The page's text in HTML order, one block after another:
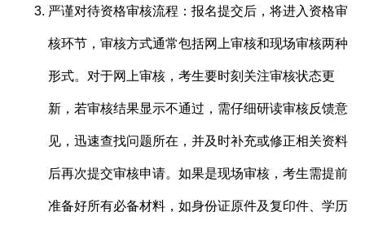
严谨对待资格审核流程：报名提交后，将进入资格审
核环节，审核方式通常包括网上审核和现场审核两种
形式。对于网上审核，考生要时刻关注审核状态更
新，若审核结果显示不通过，需仔细研读审核反馈意
见，迅速查找问题所在，并及时补充或修正相关资料
后再次提交审核申请。如果是现场审核，考生需提前
准备好所有必备材料，如身份证原件及复印件、学历